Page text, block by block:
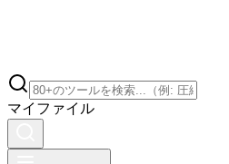
マイファイル